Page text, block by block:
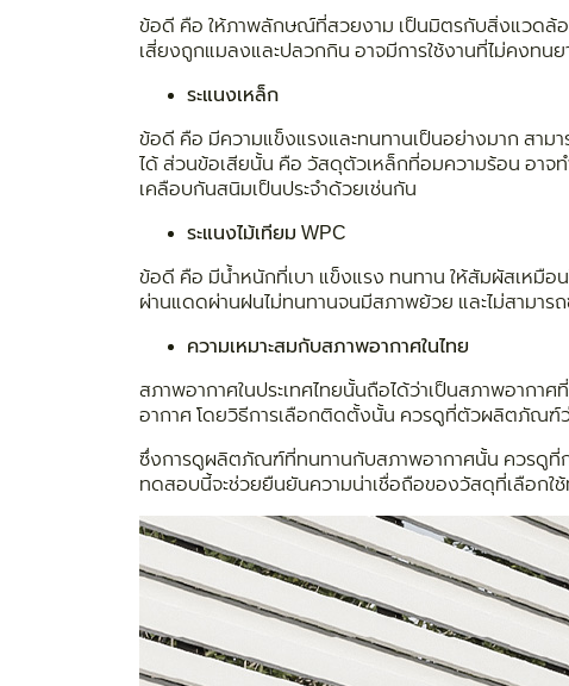
ข้อดี คือ ให้ภาพลักษณ์ที่สวยงาม เป็นมิตรกับสิ่งแวดล้อ
เสี่ยงถูกแมลงและปลวกกิน อาจมีการใช้งานที่ไม่คงท
ระแนงเหล็ก
ข้อดี คือ มีความแข็งแรงและทนทานเป็นอย่างมาก สาม
ได้ ส่วนข้อเสียนั้น คือ วัสดุตัวเหล็กที่อมความร้อน อาจ
เคลือบกันสนิมเป็นประจำด้วยเช่นกัน
ระแนงไม้เทียม WPC
ข้อดี คือ มีน้ำหนักที่เบา แข็งแรง ทนทาน ให้สัมผัสเหมือ
ผ่านแดดผ่านฝนไม่ทนทานจนมีสภาพย้วย และไม่สามาร
ความเหมาะสมกับสภาพอากาศในไทย
สภาพอากาศในประเทศไทยนั้นถือได้ว่าเป็นสภาพอาก
อากาศ โดยวิธีการเลือกติดตั้งนั้น ควรดูที่ตัวผลิตภัณฑ์ว่
ซึ่งการดูผลิตภัณฑ์ที่ทนทานกับสภาพอากาศนั้น ควรดูที่ก
ทดสอบนี้จะช่วยยืนยันความน่าเชื่อถือของวัสดุที่เลือกใช้